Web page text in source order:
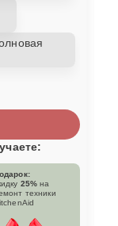
25% на
техники